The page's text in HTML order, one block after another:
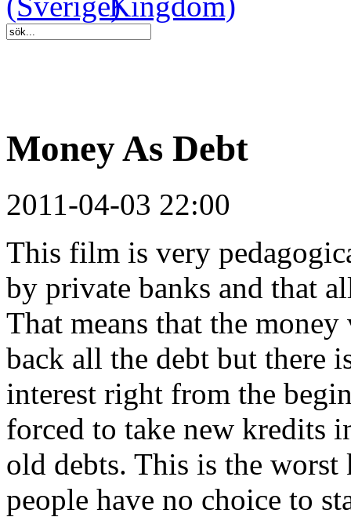
Money As Debt
2011-04-03 22:00
This film is very
by private banks and that
That means that the
back all the debt but there
interest right from the
forced to take new kredits
old debts. This is the worst
people have no choice to